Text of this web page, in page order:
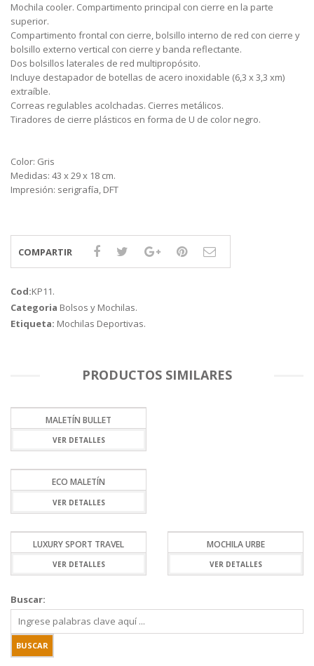
Mochila cooler. Compartimento principal con cierre en la parte
superior.
Compartimento frontal con cierre, bolsillo interno de red con cierre y
bolsillo externo vertical con cierre y banda reflectante.
Dos bolsillos laterales de red multipropósito.
Incluye destapador de botellas de acero inoxidable (6,3 x 3,3 xm)
extraíble.
Correas regulables acolchadas. Cierres metálicos.
Tiradores de cierre plásticos en forma de U de color negro.
Color: Gris
Medidas: 43 x 29 x 18 cm.
Impresión: serigrafía, DFT
COMPARTIR
Cod:KP11.
Categoria Bolsos y Mochilas.
Etiqueta: Mochilas Deportivas.
PRODUCTOS SIMILARES
MALETÍN BULLET
VER DETALLES
ECO MALETÍN
VER DETALLES
LUXURY SPORT TRAVEL
VER DETALLES
MOCHILA URBE
VER DETALLES
Buscar: